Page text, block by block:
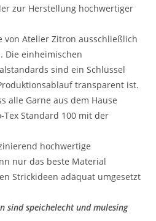
zur Herstellung hochwertiger
von Atelier Zitron ausschließlich
Die einheimischen
sind ein Schlüssel
transparent ist.
alle Garne aus dem Hause
Standard 100 mit der
hochwertige
nur das beste Material
Strickideen adäquat umgesetzt
sind speichelecht und mulesing